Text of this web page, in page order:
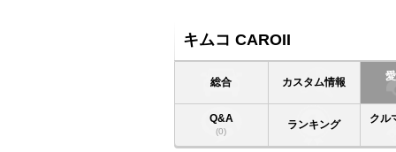
キムコ CAROII
総合 カスタム情報
Q&A
(0) ランキング
クル